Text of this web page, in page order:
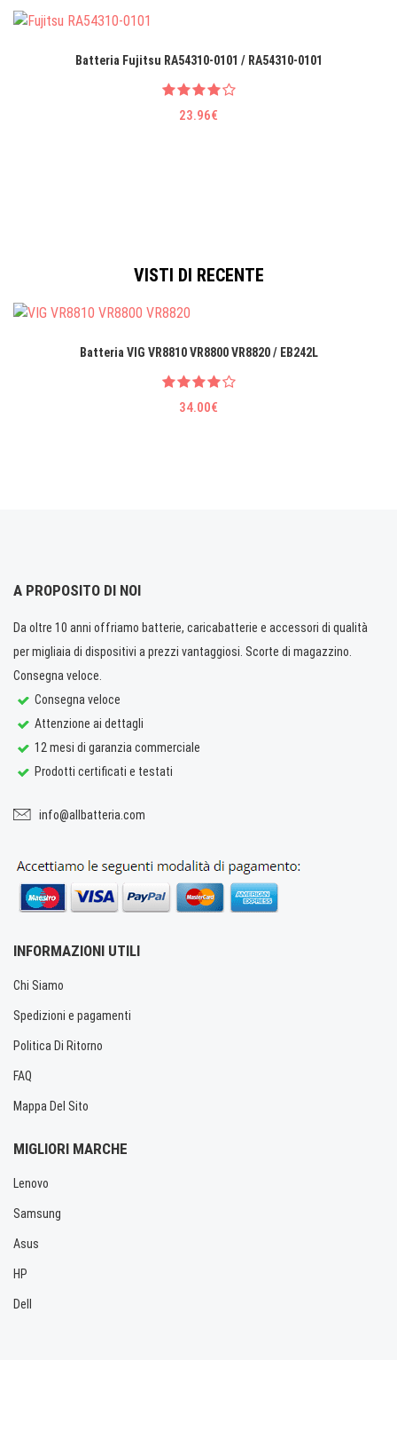
Batteria Fujitsu RA54310-0101 / RA54310-0101
23.96€
VISTI DI RECENTE
Batteria VIG VR8810 VR8800 VR8820 / EB242L
34.00€
A PROPOSITO DI NOI
Da oltre 10 anni offriamo batterie, caricabatterie e accessori di qualità
per migliaia di dispositivi a prezzi vantaggiosi. Scorte di magazzino.
Consegna veloce.
Consegna veloce
Attenzione ai dettagli
12 mesi di garanzia commerciale
Prodotti certificati e testati
info@allbatteria.com
INFORMAZIONI UTILI
Chi Siamo
Spedizioni e pagamenti
Politica Di Ritorno
FAQ
Mappa Del Sito
MIGLIORI MARCHE
Lenovo
Samsung
Asus
HP
Dell